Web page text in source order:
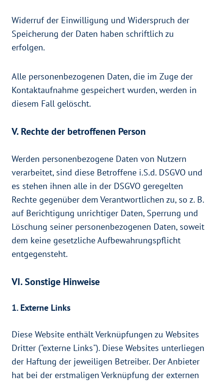
Widerruf der Einwilligung und Widerspruch der
Speicherung der Daten haben schriftlich zu
erfolgen.
Alle personenbezogenen Daten, die im Zuge der
Kontaktaufnahme gespeichert wurden, werden in
diesem Fall gelöscht.
V. Rechte der betroffenen Person
Werden personenbezogene Daten von Nutzern
verarbeitet, sind diese Betroffene i.S.d. DSGVO und
es stehen ihnen alle in der DSGVO geregelten
Rechte gegenüber dem Verantwortlichen zu, so z. B.
auf Berichtigung unrichtiger Daten, Sperrung und
Löschung seiner personenbezogenen Daten, soweit
dem keine gesetzliche Aufbewahrungspflicht
entgegensteht.
VI. Sonstige Hinweise
1. Externe Links
Diese Website enthält Verknüpfungen zu Websites
Dritter ("externe Links"). Diese Websites unterliegen
der Haftung der jeweiligen Betreiber. Der Anbieter
hat bei der erstmaligen Verknüpfung der externen